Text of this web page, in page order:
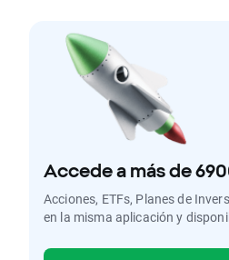
Accede a más de
Acciones, ETFs, Planes de
en la misma aplicación y